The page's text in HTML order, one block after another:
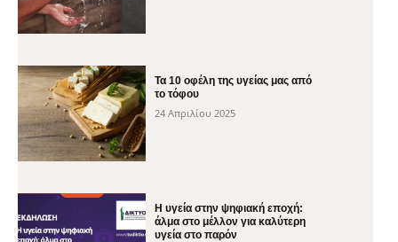
Τα 10 οφέλη της υγείας μας από
το τόφου
24 Απριλίου 2025
H υγεία στην ψηφιακή εποχή:
άλμα στο μέλλον για καλύτερη
υγεία στο παρόν